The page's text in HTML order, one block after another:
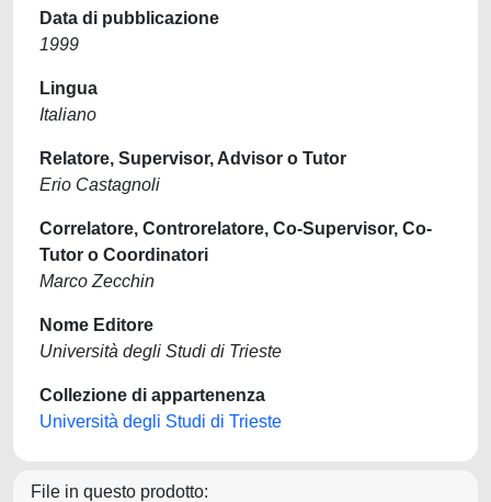
Data di pubblicazione
1999
Lingua
Italiano
Relatore, Supervisor, Advisor o Tutor
Erio Castagnoli
Correlatore, Controrelatore, Co-Supervisor, Co-
Tutor o Coordinatori
Marco Zecchin
Nome Editore
Università degli Studi di Trieste
Collezione di appartenenza
Università degli Studi di Trieste
File in questo prodotto: